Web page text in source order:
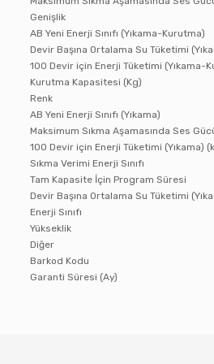
Genişlik
AB Yeni Enerji Sınıfı (Yıkama-Kurutma)
Devir Başına Ortalama Su Tüketimi
100 Devir için Enerji Tüketimi (Yıkama-
Kurutma Kapasitesi (Kg)
Renk
AB Yeni Enerji Sınıfı (Yıkama)
Maksimum Sıkma Aşamasında Ses
100 Devir için Enerji Tüketimi (Yıkama)
Sıkma Verimi Enerji Sınıfı
Tam Kapasite İçin Program Süresi
Devir Başına Ortalama Su Tüketimi
Enerji Sınıfı
Yükseklik
Diğer
Barkod Kodu
Garanti Süresi (Ay)